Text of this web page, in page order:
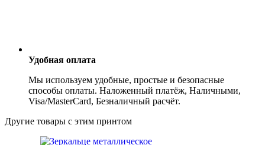
Удобная оплата
Мы используем удобные, простые и безопасные
способы оплаты. Наложенный платёж, Наличными,
Visa/MasterCard, Безналичный расчёт.
Другие товары с этим принтом